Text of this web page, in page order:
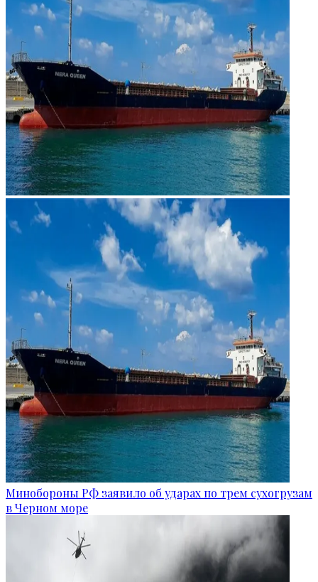
Минобороны РФ заявило об ударах по трем сухогрузам
в Черном море